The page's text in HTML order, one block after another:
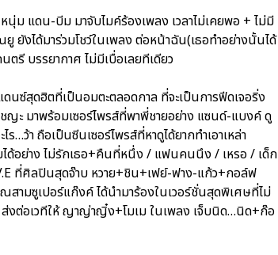
ม แดน-บีม มาจับไมค์ร้องเพลง เวลาไม่เคยพอ + ไม่มี
ยังได้มาร่วมโชว์ในเพลง ต่อหน้าฉัน(เธอทำอย่างนั้นได้
รี บรรยากาศ ไม่มีเบื่อเลยทีเดียว
ซ์สุดฮิตที่เป็นอมตะตลอดกาล ที่จะเป็นการฟีดเจอริ่ง
ะ มาพร้อมเซอร์ไพรส์ที่พาพี่ชายอย่าง แซนด์-แบงค์ ดู
ว้า ถือเป็นซีนเซอร์ไพรส์ที่หาดูได้ยากทำเอาเหล่า
ด้อย่าง ไม่รักเธอ+คืนที่หนึ่ง / แฟนคนนึง / เหรอ / เด็ก
ที่ศิลปินสุดจ๊าบ หวาย+ชิน+เฟย์-ฟาง-แก้ว+กอล์ฟ
ามซูเปอร์แก๊งค์ ได้นำมาร้องในเวอร์ชั่นสุดพิเศษที่ไม่
งต่อเวทีให้ ญาญ่าญิ๋ง+โมเม ในเพลง เจ็บนิด…นิด+ก๊อ